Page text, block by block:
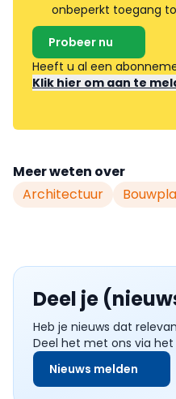
onbeperkt toegang
Probeer nu
Heeft u al een
Klik hier om aan te
Meer weten over
Architectuur
Deel je
Heb je nieuws dat
Deel het met ons via
Nieuws melden